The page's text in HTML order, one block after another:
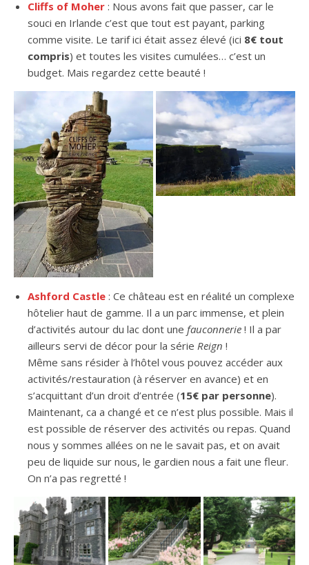
Cliffs of Moher : Nous avons fait que passer, car le
souci en Irlande c’est que tout est payant, parking
comme visite. Le tarif ici était assez élevé (ici 8€ tout
compris) et toutes les visites cumulées… c’est un
budget. Mais regardez cette beauté !
Ashford Castle : Ce château est en réalité un complexe
hôtelier haut de gamme. Il a un parc immense, et plein
d’activités autour du lac dont une fauconnerie ! Il a par
ailleurs servi de décor pour la série Reign !
Même sans résider à l’hôtel vous pouvez accéder aux
activités/restauration (à réserver en avance) et en
s’acquittant d’un droit d’entrée (15€ par personne).
Maintenant, ca a changé et ce n’est plus possible. Mais il
est possible de réserver des activités ou repas. Quand
nous y sommes allées on ne le savait pas, et on avait
peu de liquide sur nous, le gardien nous a fait une fleur.
On n’a pas regretté !